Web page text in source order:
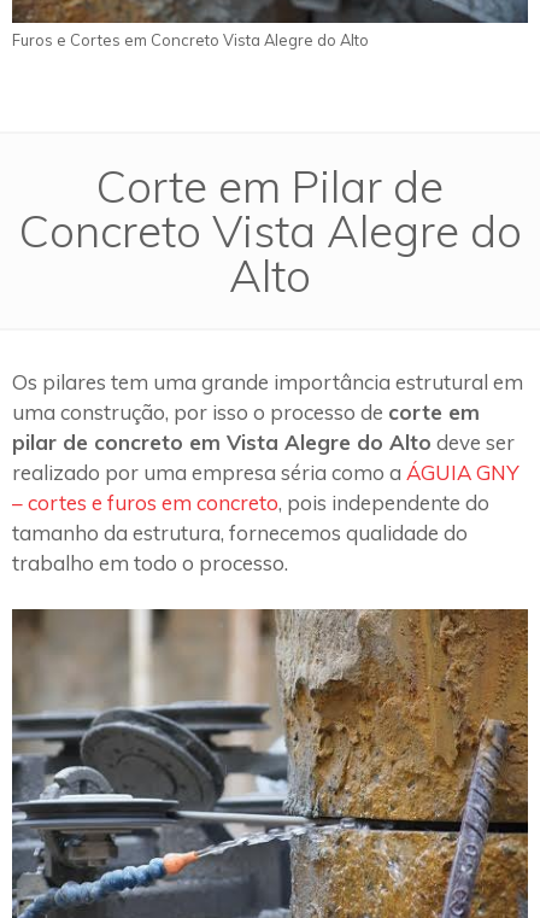
Furos e Cortes em Concreto Vista Alegre do Alto
Corte em Pilar de
Concreto Vista Alegre do
Alto
Os pilares tem uma grande importância estrutural em
uma construção, por isso o processo de corte em
pilar de concreto em Vista Alegre do Alto deve ser
realizado por uma empresa séria como a ÁGUIA GNY
– cortes e furos em concreto, pois independente do
tamanho da estrutura, fornecemos qualidade do
trabalho em todo o processo.